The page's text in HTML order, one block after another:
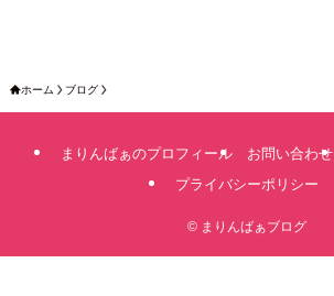
ホーム ブログ
まりんばぁのプロフィール お問い合わせ
プライバシーポリシー
© まりんばぁブログ